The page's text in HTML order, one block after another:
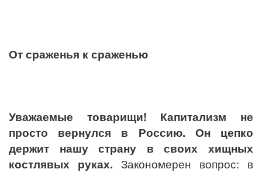
От сраженья к сраженью
Уважаемые товарищи! Капитализм не
просто вернулся в Россию. Он цепко
держит нашу страну в своих хищных
костлявых руках. Закономерен вопрос: в